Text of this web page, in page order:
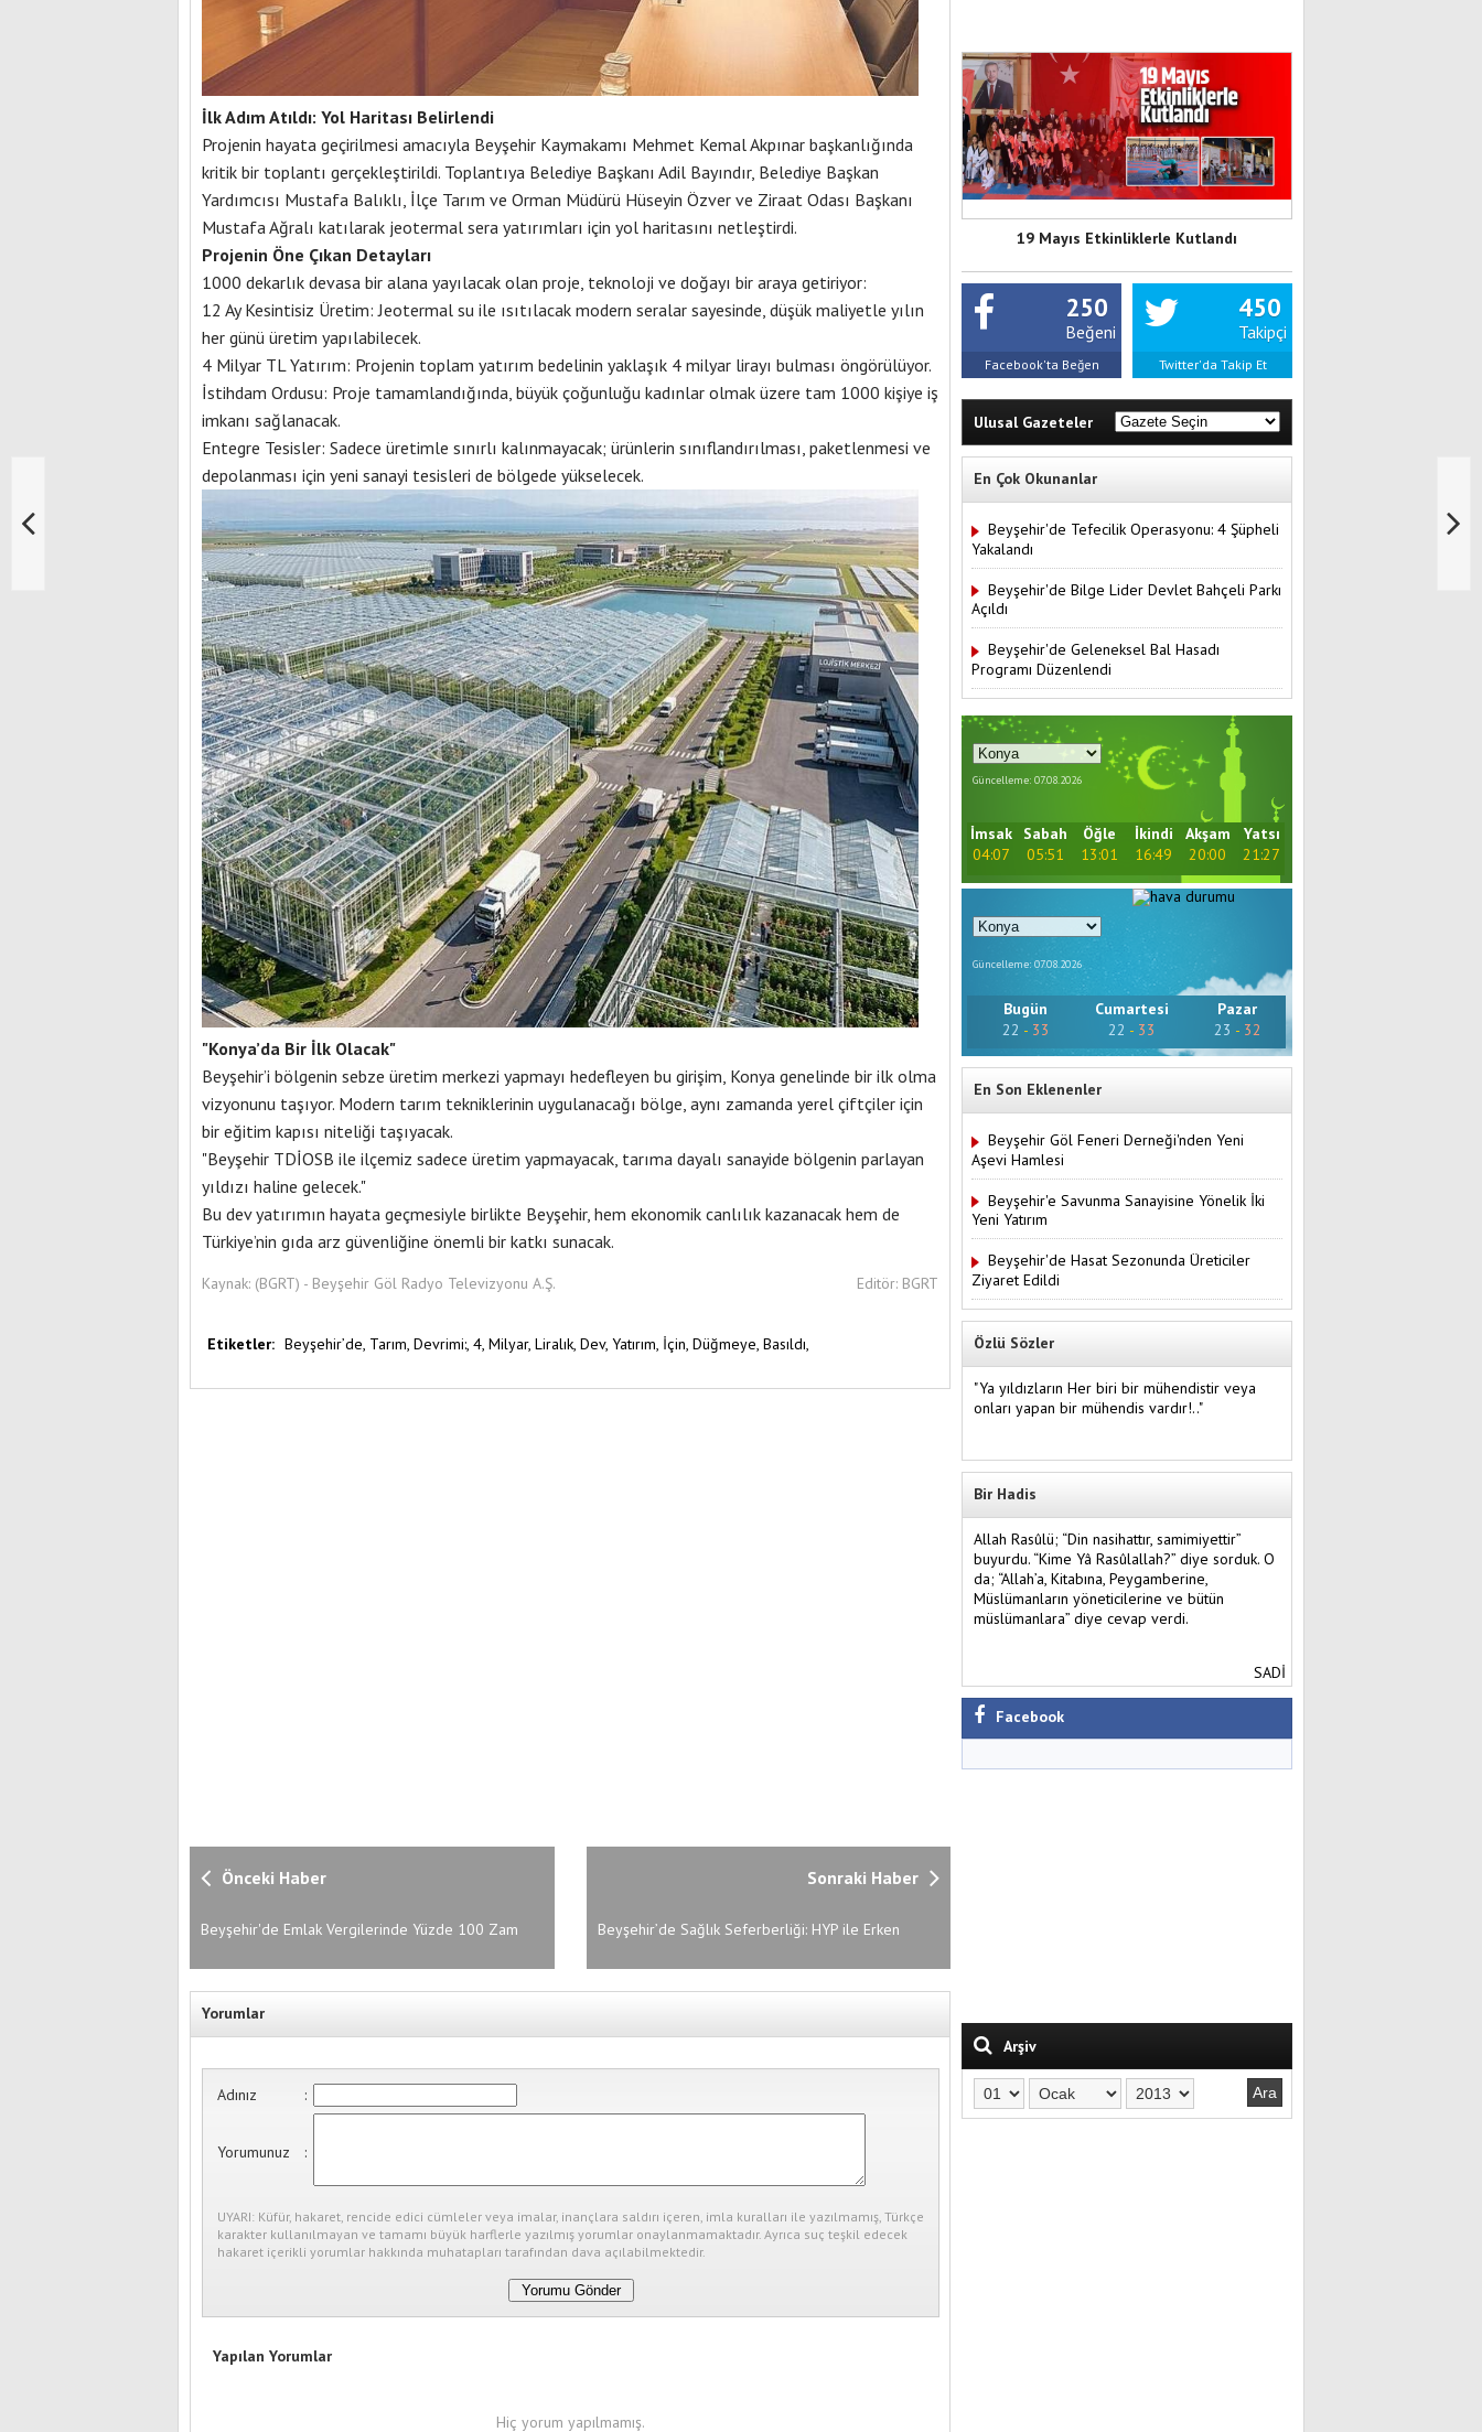
İlk Adım Atıldı: Yol Haritası Belirlendi
Projenin hayata geçirilmesi amacıyla Beyşehir Kaymakamı Mehmet Kemal Akpınar başkanlığında
kritik bir toplantı gerçekleştirildi. Toplantıya Belediye Başkanı Adil Bayındır, Belediye Başkan
Yardımcısı Mustafa Balıklı, İlçe Tarım ve Orman Müdürü Hüseyin Özver ve Ziraat Odası Başkanı
Mustafa Ağralı katılarak jeotermal sera yatırımları için yol haritasını netleştirdi.
Projenin Öne Çıkan Detayları
1000 dekarlık devasa bir alana yayılacak olan proje, teknoloji ve doğayı bir araya getiriyor:
12 Ay Kesintisiz Üretim: Jeotermal su ile ısıtılacak modern seralar sayesinde, düşük maliyetle yılın
her günü üretim yapılabilecek.
4 Milyar TL Yatırım: Projenin toplam yatırım bedelinin yaklaşık 4 milyar lirayı bulması öngörülüyor.
İstihdam Ordusu: Proje tamamlandığında, büyük çoğunluğu kadınlar olmak üzere tam 1000 kişiye iş
imkanı sağlanacak.
Entegre Tesisler: Sadece üretimle sınırlı kalınmayacak; ürünlerin sınıflandırılması, paketlenmesi ve
depolanması için yeni sanayi tesisleri de bölgede yükselecek.
"Konya’da Bir İlk Olacak"
Beyşehir’i bölgenin sebze üretim merkezi yapmayı hedefleyen bu girişim, Konya genelinde bir ilk olma
vizyonunu taşıyor. Modern tarım tekniklerinin uygulanacağı bölge, aynı zamanda yerel çiftçiler için
bir eğitim kapısı niteliği taşıyacak.
"Beyşehir TDİOSB ile ilçemiz sadece üretim yapmayacak, tarıma dayalı sanayide bölgenin parlayan
yıldızı haline gelecek."
Bu dev yatırımın hayata geçmesiyle birlikte Beyşehir, hem ekonomik canlılık kazanacak hem de
Türkiye’nin gıda arz güvenliğine önemli bir katkı sunacak.
Kaynak: (BGRT) - Beyşehir Göl Radyo Televizyonu A.Ş. Editör: BGRT
Etiketler: Beyşehir’de, Tarım, Devrimi:, 4, Milyar, Liralık, Dev, Yatırım, İçin, Düğmeye, Basıldı,
Önceki Haber
Beyşehir'de Emlak Vergilerinde Yüzde 100 Zam
Sonraki Haber
Beyşehir’de Sağlık Seferberliği: HYP ile Erken
Yorumlar
Adınız :
Yorumunuz :
UYARI: Küfür, hakaret, rencide edici cümleler veya imalar, inançlara saldırı içeren, imla kuralları ile yazılmamış, Türkçe
karakter kullanılmayan ve tamamı büyük harflerle yazılmış yorumlar onaylanmamaktadır. Ayrıca suç teşkil edecek
hakaret içerikli yorumlar hakkında muhatapları tarafından dava açılabilmektedir.
Yapılan Yorumlar
Hiç yorum yapılmamış.
19 Mayıs Etkinliklerle Kutlandı
250
Beğeni
Facebook'ta Beğen
450
Takipçi
Twitter'da Takip Et
Ulusal Gazeteler
En Çok Okunanlar
Beyşehir'de Tefecilik Operasyonu: 4 Şüpheli
Yakalandı
Beyşehir'de Bilge Lider Devlet Bahçeli Parkı
Açıldı
Beyşehir'de Geleneksel Bal Hasadı
Programı Düzenlendi
Güncelleme: 07.08.2026
İmsak
04:07
Sabah
05:51
Öğle
13:01
İkindi
16:49
Akşam
20:00
Yatsı
21:27
Güncelleme: 07.08.2026
Bugün
22 - 33
Cumartesi
22 - 33
Pazar
23 - 32
En Son Eklenenler
Beyşehir Göl Feneri Derneği'nden Yeni
Aşevi Hamlesi
Beyşehir'e Savunma Sanayisine Yönelik İki
Yeni Yatırım
Beyşehir'de Hasat Sezonunda Üreticiler
Ziyaret Edildi
Özlü Sözler
"Ya yıldızların Her biri bir mühendistir veya
onları yapan bir mühendis vardır!.."
Bir Hadis
Allah Rasûlü; “Din nasihattır, samimiyettir”
buyurdu. “Kime Yâ Rasûlallah?” diye sorduk. O
da; “Allah’a, Kitabına, Peygamberine,
Müslümanların yöneticilerine ve bütün
müslümanlara” diye cevap verdi.
SADİ
Facebook
Arşiv